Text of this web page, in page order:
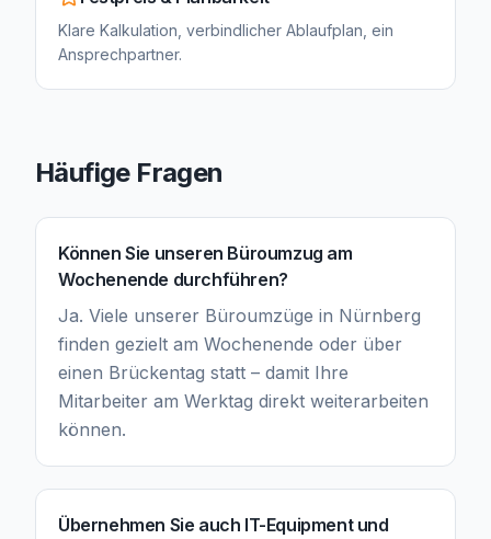
Klare Kalkulation, verbindlicher Ablaufplan, ein
Ansprechpartner.
Häufige Fragen
Können Sie unseren Büroumzug am
Wochenende durchführen?
Ja. Viele unserer Büroumzüge in Nürnberg
finden gezielt am Wochenende oder über
einen Brückentag statt – damit Ihre
Mitarbeiter am Werktag direkt weiterarbeiten
können.
Übernehmen Sie auch IT-Equipment und